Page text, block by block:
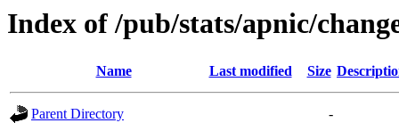
Index of /pub/stats/apnic/
Name Last modified Size
Parent Directory
-